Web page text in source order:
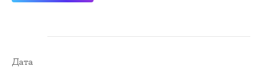
Дата